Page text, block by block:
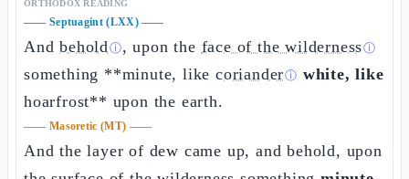
ORTHODOX READING
—— Septuagint (LXX)——
Andbeholdⓘ, upon the face of the wildernessⓘ
something **minute, likecorianderⓘ white, like
hoarfrost** upon the earth.
—— Masoretic (MT) ——
And the layer of dew came up, and behold, upon